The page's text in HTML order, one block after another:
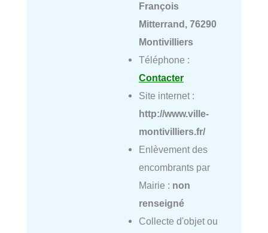
François
Mitterrand, 76290
Montivilliers
Téléphone :
Contacter
Site internet :
http://www.ville-
montivilliers.fr/
Enlèvement des
encombrants par
Mairie : non
renseigné
Collecte d'objet ou